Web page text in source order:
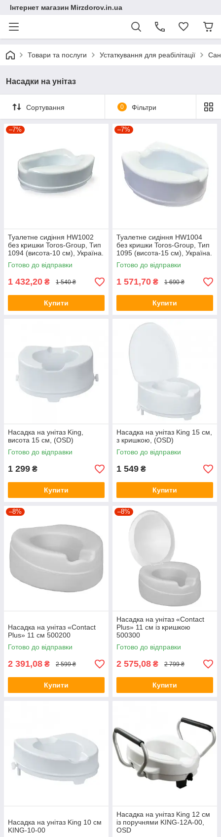
Інтернет магазин Mirzdorov.in.ua
Товари та послуги Устаткування для реабілітації
Насадки на унітаз
Сортування 0 Фільтри
–7%
Туалетне сидіння HW1002
без кришки Toros-Group, Тип
1094 (висота-10 см), Україна.
Готово до відправки
1 432,20 ₴ 1 540 ₴
Купити
–7%
Туалетне сидіння HW1004
без кришки Toros-Group, Тип
1095 (висота-15 см), Україна.
Готово до відправки
1 571,70 ₴ 1 690 ₴
Купити
Насадка на унітаз King,
висота 15 см, (OSD)
Готово до відправки
1 299 ₴
Купити
Насадка на унітаз King 15 см,
з кришкою, (OSD)
Готово до відправки
1 549 ₴
Купити
–8%
Насадка на унітаз «Contact
Plus» 11 см 500200
Готово до відправки
2 391,08 ₴ 2 599 ₴
Купити
–8%
Насадка на унітаз «Contact
Plus» 11 см із кришкою
500300
Готово до відправки
2 575,08 ₴ 2 799 ₴
Купити
Насадка на унітаз King 10 см
KING-10-00
Насадка на унітаз King 12 см
із поручнями KING-12A-00,
OSD